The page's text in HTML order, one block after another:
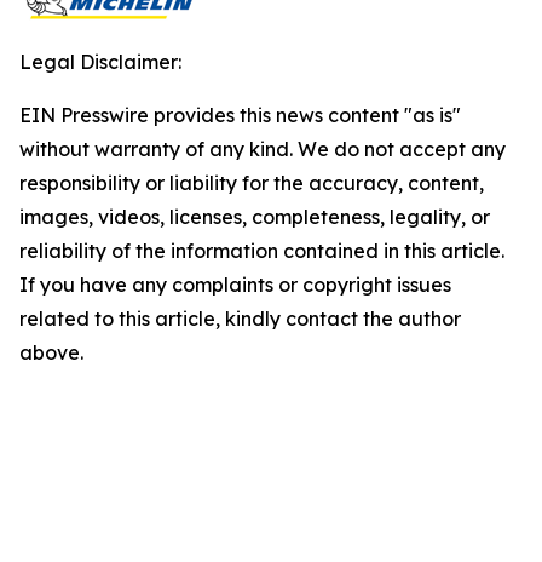
Legal Disclaimer:
EIN Presswire provides this news content "as is"
without warranty of any kind. We do not accept any
responsibility or liability for the accuracy, content,
images, videos, licenses, completeness, legality, or
reliability of the information contained in this article.
If you have any complaints or copyright issues
related to this article, kindly contact the author
above.